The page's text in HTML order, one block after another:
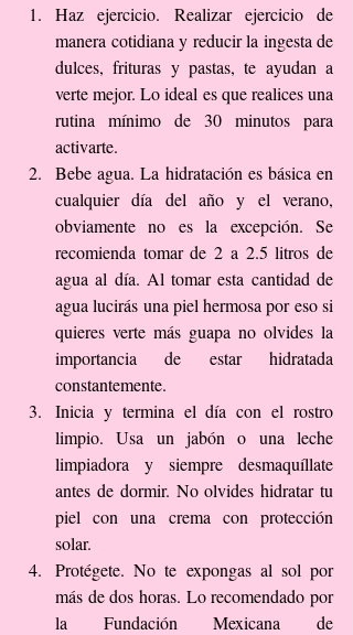
Haz ejercicio. Realizar ejercicio de
manera cotidiana y reducir la ingesta de
dulces, frituras y pastas, te ayudan a
verte mejor. Lo ideal es que realices una
rutina mínimo de 30 minutos para
activarte.
Bebe agua. La hidratación es básica en
cualquier día del año y el verano,
obviamente no es la excepción. Se
recomienda tomar de 2 a 2.5 litros de
agua al día. Al tomar esta cantidad de
agua lucirás una piel hermosa por eso si
quieres verte más guapa no olvides la
importancia de estar hidratada
constantemente.
Inicia y termina el día con el rostro
limpio. Usa un jabón o una leche
limpiadora y siempre desmaquíllate
antes de dormir. No olvides hidratar tu
piel con una crema con protección
solar.
Protégete. No te expongas al sol por
más de dos horas. Lo recomendado por
la Fundación Mexicana de